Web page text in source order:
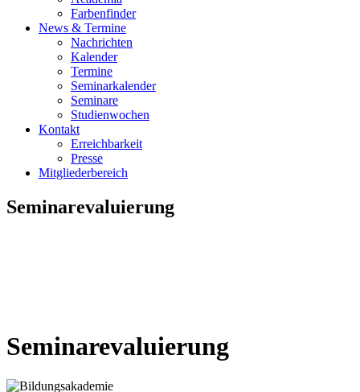
Farbenfinder
News & Termine
Nachrichten
Kalender
Termine
Seminarkalender
Seminare
Studienwochen
Kontakt
Erreichbarkeit
Presse
Mitgliederbereich
Seminarevaluierung
Seminarevaluierung